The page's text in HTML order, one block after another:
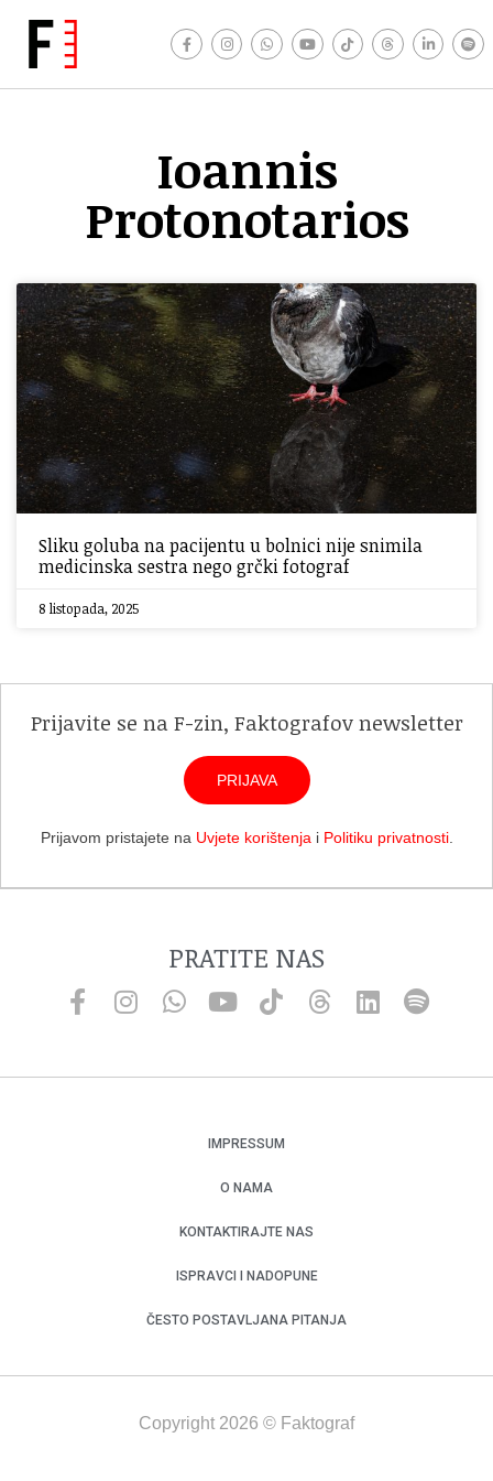
Ioannis
Protonotarios
Sliku goluba na pacijentu u bolnici nije snimila
medicinska sestra nego grčki fotograf
8 listopada, 2025
Prijavite se na F-zin, Faktografov newsletter
PRIJAVA
Prijavom pristajete na Uvjete korištenja i Politiku privatnosti.
PRATITE NAS
IMPRESSUM
O NAMA
KONTAKTIRAJTE NAS
ISPRAVCI I NADOPUNE
ČESTO POSTAVLJANA PITANJA
Copyright 2026 © Faktograf